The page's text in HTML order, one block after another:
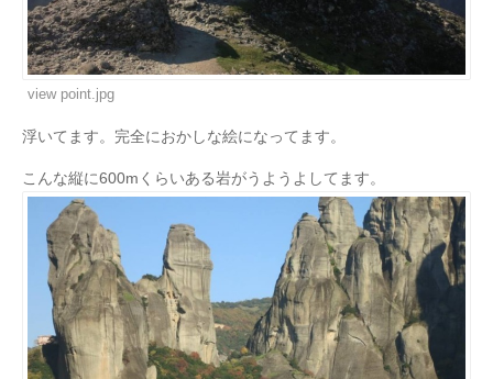
view point.jpg
浮いてます。完全におかしな絵になってます。
こんな縦に600mくらいある岩がうようよしてます。